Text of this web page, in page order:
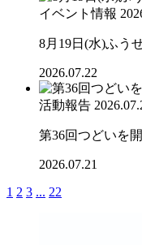
イベント情報
8月19日(水)ふう
2026.07.22
活動報告
第36回つどいを
2026.07.21
1 2 3 ... 22